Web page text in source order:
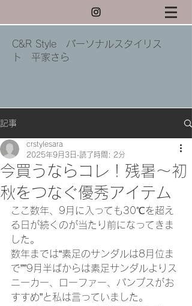
C&R Style パーソナルスタイリス
ト 平家さら
記事
今買うならコレ！残暑〜初
秋をつなぐ優秀アイテム
crstylesara
2025年9月3日 読了時間: 2分
ここ数年、9月に入っても30℃を超え
る日が続くのが当たり前になってきま
した。
数年までは“素足のサンダルは8月位ま
で””9月半ばからは素足サンダルよりス
ニーカー、ローファー、パンプスがお
すすめ”と私は言っていました。